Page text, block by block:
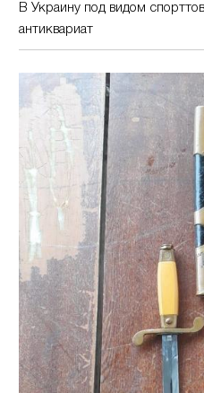
В Украину под видом
антиквариат